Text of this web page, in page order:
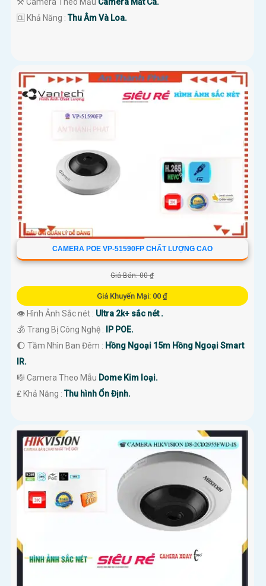
️🆑 Khả Năng :Thu Âm Và Loa.
CAMERA POE VP-51590FP CHẤT LƯỢNG CAO
Giá Bán: 00 ₫
Giá Khuyến Mại: 00 ₫
👁 Hình Ảnh Sắc nét : Ultra 2k+ sắc nét .
🕉️ Trang Bị Công Nghệ :
IP POE.
🌔 Tầm Nhìn Ban Đêm : Hồng Ngoại 15m Hồng Ngoại Smart
IR.
🎼️ Camera Theo Mẫu Dome Kim loại.
️₤ Khả Năng :Thu hình Ổn Định.